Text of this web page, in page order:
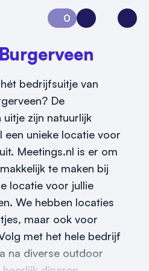
0
Aanvraag 0Inloggen
Burgerveen
bedrijfsuitje van
De
uitje zijn natuurlijk
een unieke locatie voor
Meetings.nl is er om
te maken bij
locatie voor jullie
We hebben locaties
maar ook voor
met het hele bedrijf
na diverse outdoor